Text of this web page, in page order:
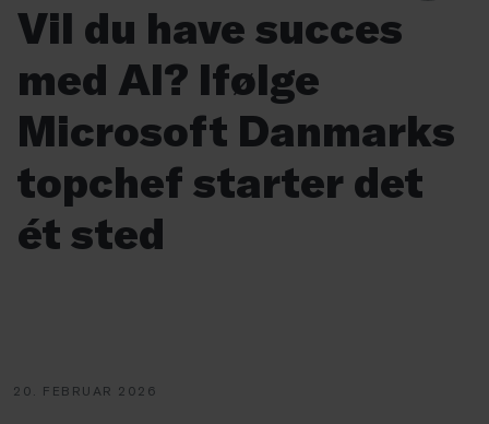
Vil du have succes
med AI? Ifølge
Microsoft Danmarks
topchef starter det
ét sted
20. FEBRUAR 2026